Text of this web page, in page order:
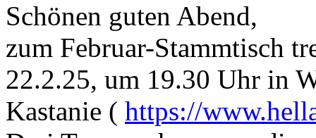
Schönen guten Abend,
zum Februar-Stammtisch
22.2.25, um 19.30 Uhr in
Kastanie ( https://